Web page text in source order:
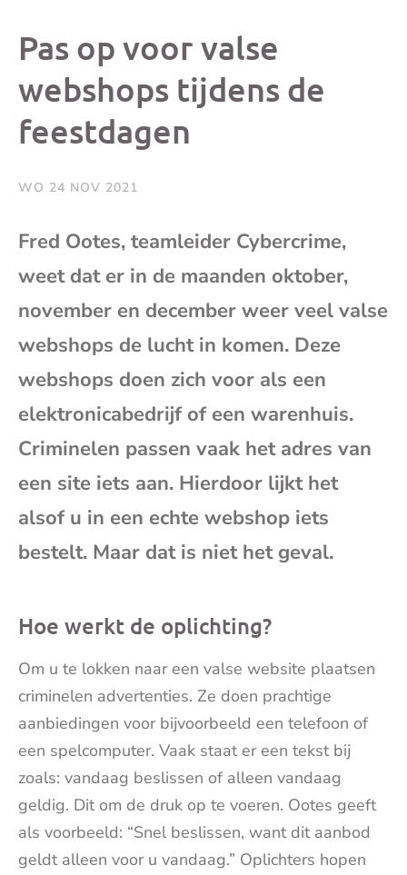
berichtbericht
Pas op voor valse
webshops tijdens de
feestdagen
WO 24 NOV 2021
Fred Ootes, teamleider Cybercrime,
weet dat er in de maanden oktober,
november en december weer veel valse
webshops de lucht in komen. Deze
webshops doen zich voor als een
elektronicabedrijf of een warenhuis.
Criminelen passen vaak het adres van
een site iets aan. Hierdoor lijkt het
alsof u in een echte webshop iets
bestelt. Maar dat is niet het geval.
Hoe werkt de oplichting?
Om u te lokken naar een valse website plaatsen
criminelen advertenties. Ze doen prachtige
aanbiedingen voor bijvoorbeeld een telefoon of
een spelcomputer. Vaak staat er een tekst bij
zoals: vandaag beslissen of alleen vandaag
geldig. Dit om de druk op te voeren. Ootes geeft
als voorbeeld: “Snel beslissen, want dit aanbod
geldt alleen voor u vandaag.” Oplichters hopen